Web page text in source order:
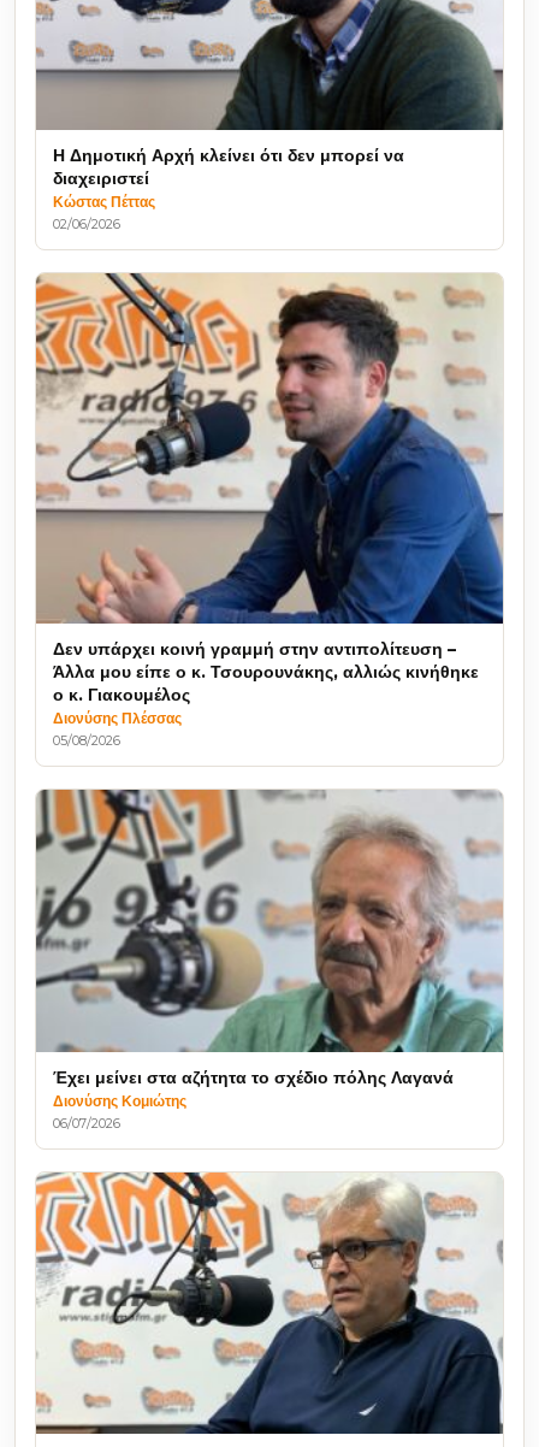
Η Δημοτική Αρχή κλείνει ότι δεν μπορεί να
διαχειριστεί
Κώστας Πέττας
02/06/2026
Δεν υπάρχει κοινή γραμμή στην αντιπολίτευση –
Άλλα μου είπε ο κ. Τσουρουνάκης, αλλιώς κινήθηκε
ο κ. Γιακουμέλος
Διονύσης Πλέσσας
05/08/2026
Έχει μείνει στα αζήτητα το σχέδιο πόλης Λαγανά
Διονύσης Κομιώτης
06/07/2026